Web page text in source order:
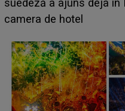
faptului împlinit, A